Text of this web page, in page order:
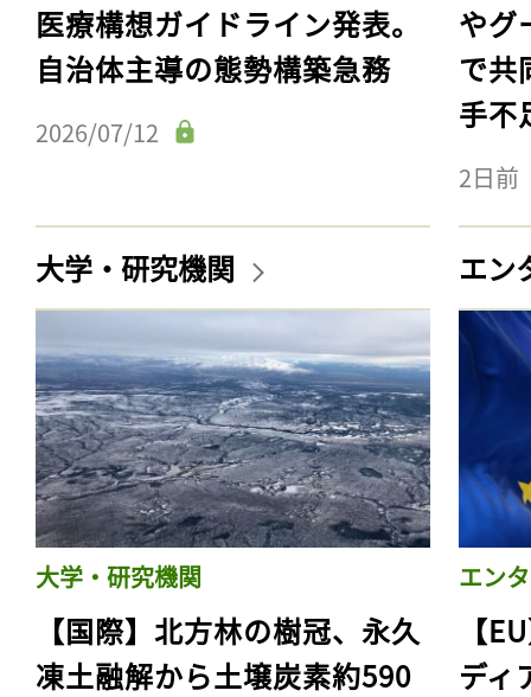
医療構想ガイドライン発表。
自治体主導の態勢構築急務
2026/07/12
やグ
で共
手不
2日前
大学・研究機関
大学・研究機関
【国際】北方林の樹冠、永久
凍土融解から土壌炭素約590
エン
エン
【
ディ